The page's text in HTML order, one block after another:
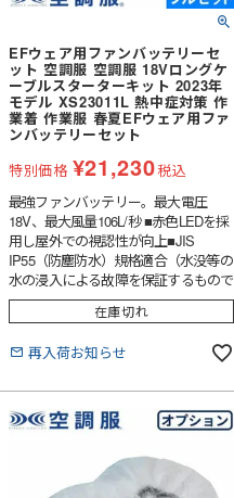
EFウェア用ファンバッテリーセ
ット 空調服 空調服 18Vロングケ
ーブルスターターキット 2023年
モデル XS23011L 熱中症対策 作
業着 作業服 春夏EFウェア用ファ
ンバッテリーセット
特別価格 ¥21,230税込
最強ファンバッテリー。最大電圧
18V、最大風量106L/秒 ■赤色LEDを採
用し屋外での視認性が向上■JIS
IP55（防塵防水）規格適合（水没等の
水の浸入による故障を保証するもので
はありません）■9段階のバッテリー
残量表示機能付在庫切れ
再入荷お知らせ